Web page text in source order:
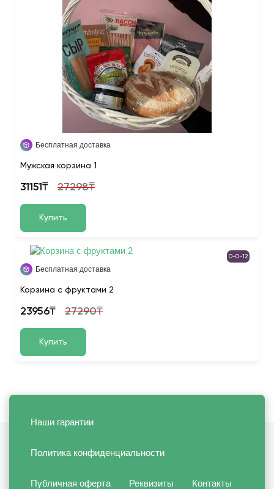
Бесплатная доставка
Мужская корзина 1
31151₸ 27298₸
Купить
0-0-12
Бесплатная доставка
Корзина с фруктами 2
23956₸ 27290₸
Купить
Наши гарантии
Политика конфиденциальности
Публичная оферта Реквизиты Контакты